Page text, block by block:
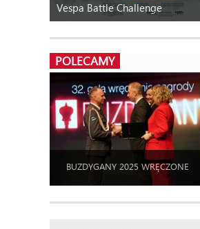
Vespa Battle Challenge
POLECAMY
BUZDYGANY 2025 WRĘCZONE